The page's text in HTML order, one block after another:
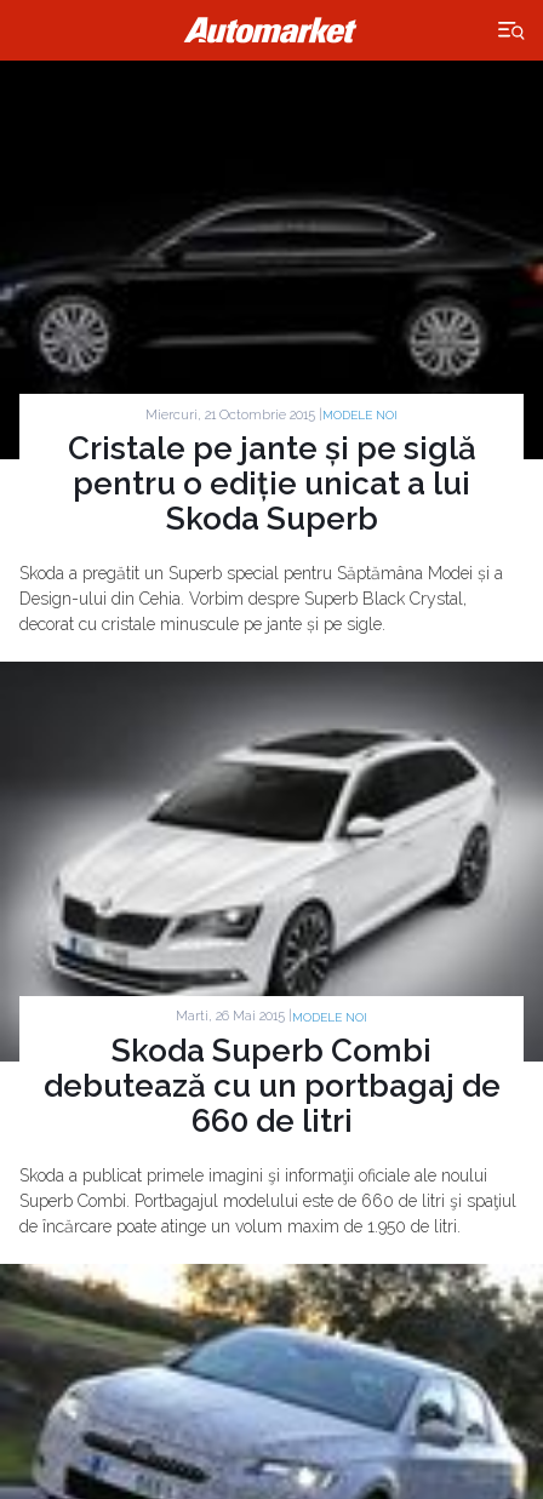
×
Miercuri, 21 Octombrie 2015 | MODELE NOI
Cristale pe jante și pe siglă
pentru o ediție unicat a lui
Skoda Superb
Skoda a pregătit un Superb special pentru Săptămâna Modei și a
Design-ului din Cehia. Vorbim despre Superb Black Crystal,
decorat cu cristale minuscule pe jante și pe sigle.
Marti, 26 Mai 2015 | MODELE NOI
Skoda Superb Combi
debutează cu un portbagaj de
660 de litri
Skoda a publicat primele imagini şi informaţii oficiale ale noului
Superb Combi. Portbagajul modelului este de 660 de litri şi spaţiul
de încărcare poate atinge un volum maxim de 1.950 de litri.